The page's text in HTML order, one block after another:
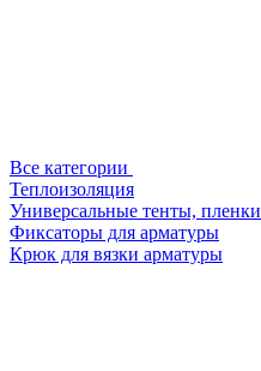
Все категории
Теплоизоляция
Универсальные тенты, пленки
Фиксаторы для арматуры
Крюк для вязки арматуры